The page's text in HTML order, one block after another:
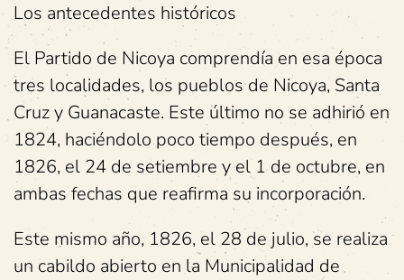
Los antecedentes históricos
El Partido de Nicoya comprendía en esa época
tres localidades, los pueblos de Nicoya, Santa
Cruz y Guanacaste. Este último no se adhirió en
1824, haciéndolo poco tiempo después, en
1826, el 24 de setiembre y el 1 de octubre, en
ambas fechas que reafirma su incorporación.
Este mismo año, 1826, el 28 de julio, se realiza
un cabildo abierto en la Municipalidad de